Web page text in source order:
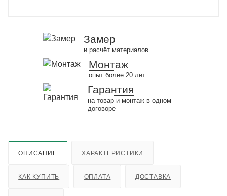
Замер
и расчёт материалов
Монтаж
опыт более 20 лет
Гарантия
на товар и монтаж в одном
договоре
ОПИСАНИЕ ХАРАКТЕРИСТИКИ
КАК КУПИТЬ ОПЛАТА ДОСТАВКА